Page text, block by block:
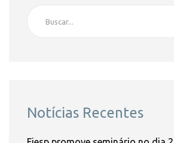
Notícias Recentes